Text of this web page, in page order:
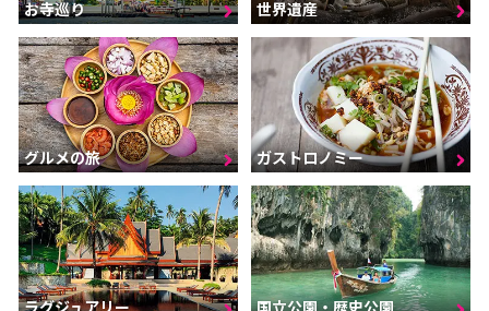
お寺巡り 世界遺産
グルメの旅 ガストロノミー